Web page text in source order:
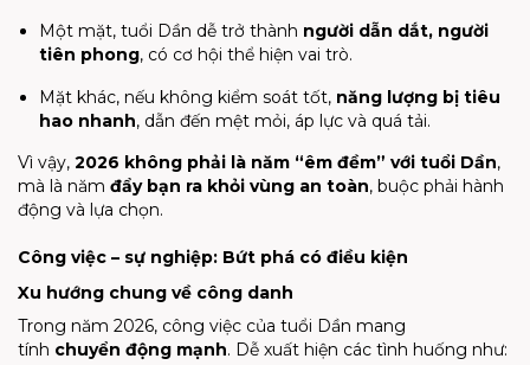
Một mặt, tuổi Dần dễ trở thành người dẫn dắt, người
tiên phong, có cơ hội thể hiện vai trò.
Mặt khác, nếu không kiểm soát tốt, năng lượng bị tiêu
hao nhanh, dẫn đến mệt mỏi, áp lực và quá tải.
Vì vậy, 2026 không phải là năm “êm đềm” với tuổi Dần,
mà là năm đẩy bạn ra khỏi vùng an toàn, buộc phải hành
động và lựa chọn.
Công việc – sự nghiệp: Bứt phá có điều kiện
Xu hướng chung về công danh
Trong năm 2026, công việc của tuổi Dần mang
tính chuyển động mạnh. Dễ xuất hiện các tình huống như: